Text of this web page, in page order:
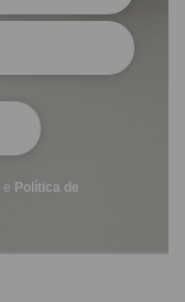
e Política de